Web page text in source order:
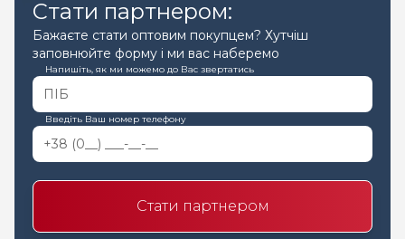
Стати партнером:
Бажаєте стати оптовим покупцем? Хутчіш
заповнюйте форму і ми вас наберемо
Напишіть, як ми можемо до Вас звертатись
Введіть Ваш номер телефону
Стати партнером